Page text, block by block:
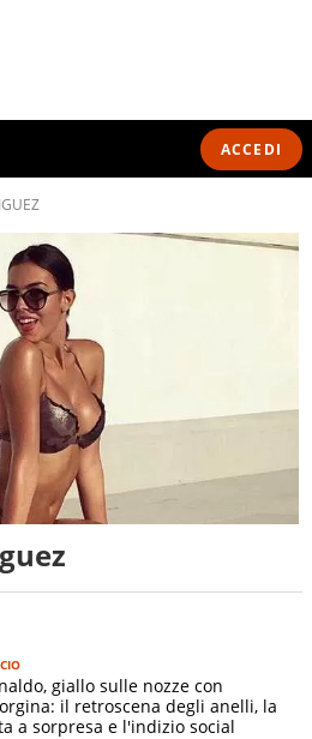
ACCEDI
giallo sulle nozze con
il retroscena degli anelli, la
a sorpresa e l'indizio social